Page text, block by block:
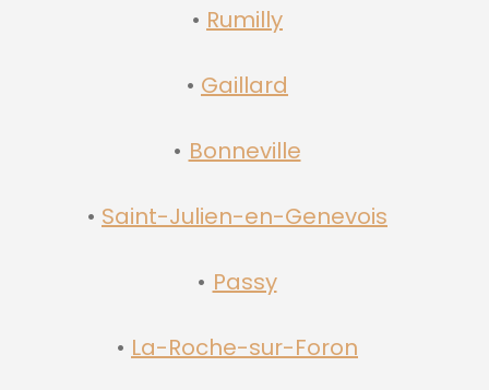
Rumilly
Gaillard
Bonneville
Saint-Julien-en-Genevois
Passy
La-Roche-sur-Foron